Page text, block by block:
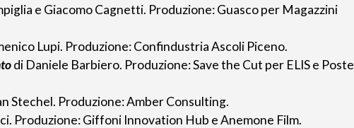
e Giacomo Cagnetti. Produzione: Guasco per Magazzini
Lupi. Produzione: Confindustria Ascoli Piceno.
di Daniele Barbiero. Produzione: Save the Cut per ELIS e Poste
Stechel. Produzione: Amber Consulting.
Produzione: Giffoni Innovation Hub e Anemone Film.